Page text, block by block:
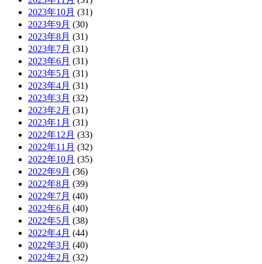
2023年10月 (31)
2023年9月 (30)
2023年8月 (31)
2023年7月 (31)
2023年6月 (31)
2023年5月 (31)
2023年4月 (31)
2023年3月 (32)
2023年2月 (31)
2023年1月 (31)
2022年12月 (33)
2022年11月 (32)
2022年10月 (35)
2022年9月 (36)
2022年8月 (39)
2022年7月 (40)
2022年6月 (40)
2022年5月 (38)
2022年4月 (44)
2022年3月 (40)
2022年2月 (32)